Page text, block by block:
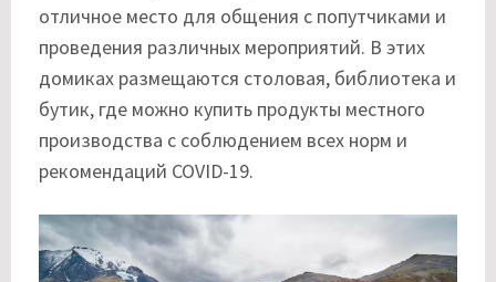
отличное место для общения с попутчиками и
проведения различных мероприятий. В этих
домиках размещаются столовая, библиотека и
бутик, где можно купить продукты местного
производства с соблюдением всех норм и
рекомендаций COVID-19.